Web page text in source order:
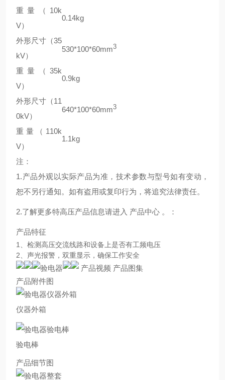
重量（10k
V）
0.14kg
外形尺寸（35
kV）
530*100*60mm3
重量（35k
V）
0.9kg
外形尺寸（11
0kV）
640*100*60mm3
重量（110k
V）
1.1kg
注：
1.产品外观以实际产品为准，技术参数与型号如有变动，
恕不另行通知。如有盗用或复印行为，将追究法律责任。
2.了解更多特高压产品信息请进入 产品中心 。：
产品特征
1、检测高压交流线路和设备上是否有工频电压
2、声光报警，双重显示，确保工作安全
产品视频 产品图集
产品附件图
仪器外箱
验电棒
产品细节图